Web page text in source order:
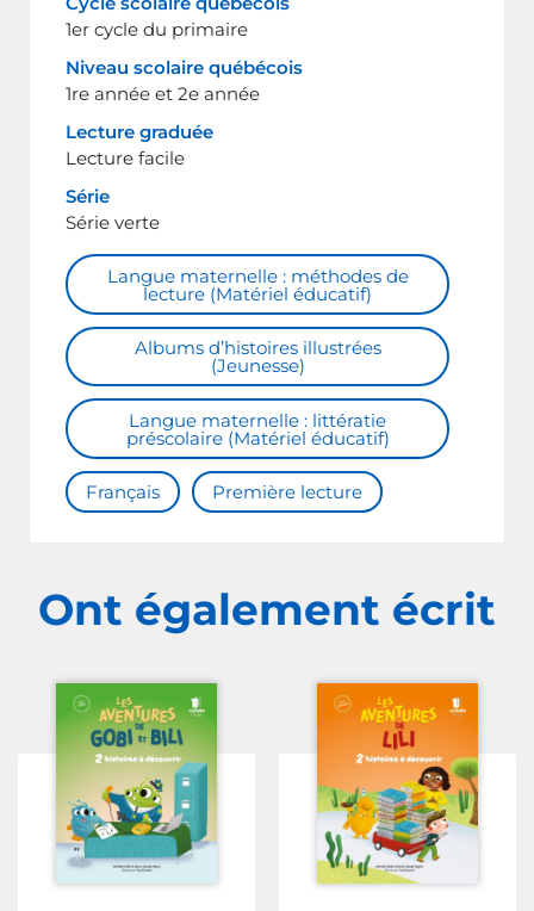
1er cycle du primaire
Niveau scolaire québécois
1re année et 2e année
Lecture graduée
Lecture facile
Série
Série verte
Langue maternelle : méthodes de
lecture (Matériel éducatif)
Albums d’histoires illustrées
(Jeunesse)
Langue maternelle : littératie
préscolaire (Matériel éducatif)
Français Première lecture
Ont également écrit